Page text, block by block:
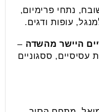
נתחי פרימיום,
עופות ודגים.
היישר מהשדה –
עסיסיים, ססגוניים